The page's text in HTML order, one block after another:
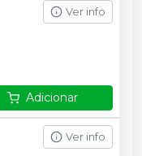
Ver info
Adicionar
Ver info